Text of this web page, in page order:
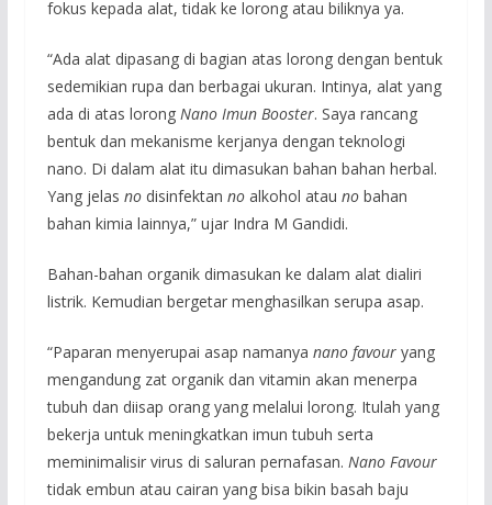
fokus kepada alat, tidak ke lorong atau biliknya ya.
“Ada alat dipasang di bagian atas lorong dengan bentuk
sedemikian rupa dan berbagai ukuran. Intinya, alat yang
ada di atas lorong Nano Imun Booster. Saya rancang
bentuk dan mekanisme kerjanya dengan teknologi
nano. Di dalam alat itu dimasukan bahan bahan herbal.
Yang jelas nodisinfektan noalkohol atau nobahan
bahan kimia lainnya,” ujar Indra M Gandidi.
Bahan-bahan organik dimasukan ke dalam alat dialiri
listrik. Kemudian bergetar menghasilkan serupa asap.
“Paparan menyerupai asap namanya nano favouryang
mengandung zat organik dan vitamin akan menerpa
tubuh dan diisap orang yang melalui lorong. Itulah yang
bekerja untuk meningkatkan imun tubuh serta
meminimalisir virus di saluran pernafasan. Nano Favour
tidak embun atau cairan yang bisa bikin basah baju